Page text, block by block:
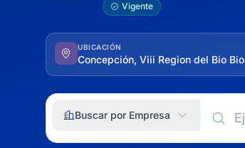
Vigente
UBICACIÓN
Concepción, Viii Region del Bio Bio
Buscar por Empresa